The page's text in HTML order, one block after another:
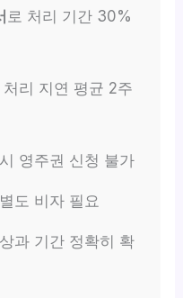
로 처리 기간 30%
리 지연 평균 2주
시 영주권 신청 불가
도 비자 필요
과 기간 정확히 확